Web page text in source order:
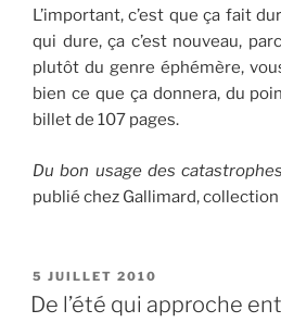
L’important, c’est que ça fait
qui dure, ça c’est nouveau,
plutôt du genre éphémère,
bien ce que ça donnera, du
billet de 107 pages.
Du bon usage des catastrophes
publié chez Gallimard, collection
PUBLIÉ
LE
5 JUILLET 2010
De l’été qui approche